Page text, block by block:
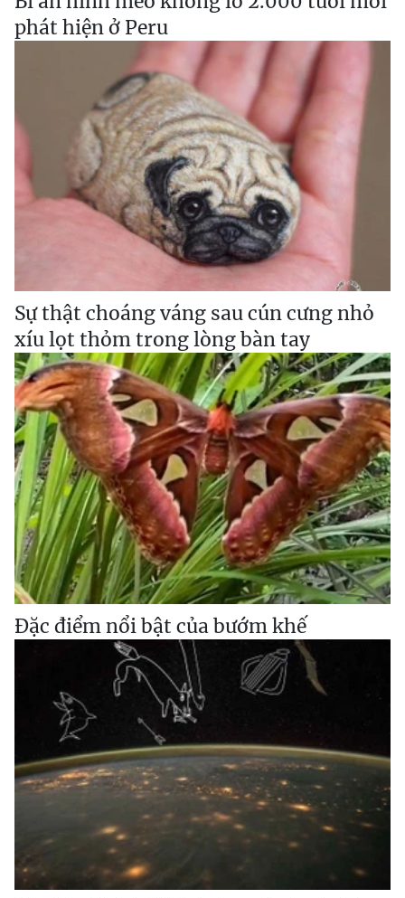
phát hiện ở Peru
Sự thật choáng váng sau cún cưng nhỏ
xíu lọt thỏm trong lòng bàn tay
Đặc điểm nổi bật của bướm khế